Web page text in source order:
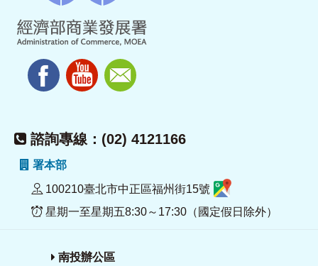
諮詢專線：(02) 4121166
署本部
100210臺北市中正區福州街15號
星期一至星期五8:30～17:30（國定假日除外）
南投辦公區